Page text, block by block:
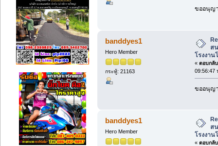
ขออนุญ
banddyes1
Hero Member
กระทู้: 21163
ส
โรงงาน
« ตอบกลั
09:56:47
ขออนุญ
banddyes1
Hero Member
ส
โรงงาน
« ตอบกลั